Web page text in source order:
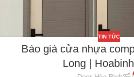
TIN TỨC
Báo giá cửa nhựa
Long |